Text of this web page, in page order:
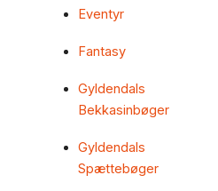
Eventyr
Fantasy
Gyldendals
Bekkasinbøger
Gyldendals
Spættebøger